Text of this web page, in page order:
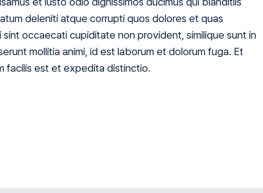
deleniti atque corrupti quos dolores et quas
occaecati cupiditate non provident, similique sunt in
mollitia animi, id est laborum et dolorum fuga. Et
facilis est et expedita distinctio.